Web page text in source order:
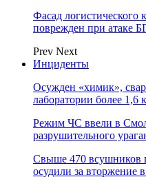
Фасад логистического
поврежден при атаке
Prev Next
Инциденты
Осужден «химик»,
лаборатории более 1,6
Режим ЧС ввели в
разрушительного
Свыше 470 всушников
осудили за вторжение